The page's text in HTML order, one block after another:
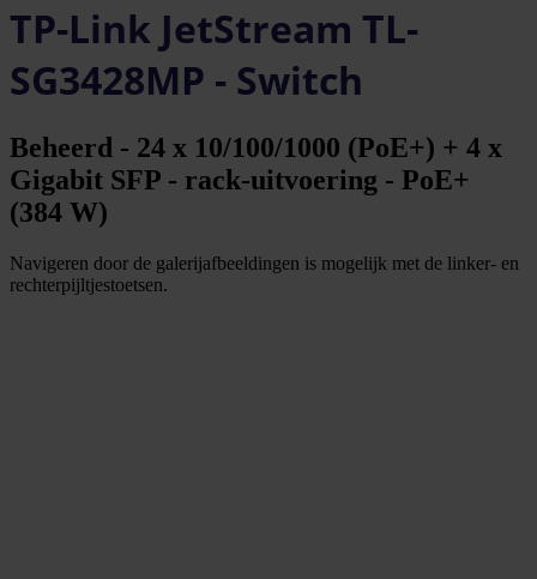
TP-Link JetStream TL-
SG3428MP - Switch
Beheerd - 24 x 10/100/1000 (PoE+) + 4 x
Gigabit SFP - rack-uitvoering - PoE+
(384 W)
Navigeren door de galerijafbeeldingen is mogelijk met de linker- en
rechterpijltjestoetsen.